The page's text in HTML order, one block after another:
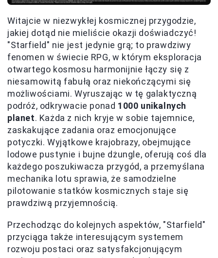
Witajcie w niezwykłej kosmicznej przygodzie,
jakiej dotąd nie mieliście okazji doświadczyć!
"Starfield" nie jest jedynie grą; to prawdziwy
fenomen w świecie RPG, w którym eksploracja
otwartego kosmosu harmonijnie łączy się z
niesamowitą fabułą oraz niekończącymi się
możliwościami. Wyruszając w tę galaktyczną
podróż, odkrywacie ponad 1000 unikalnych
planet. Każda z nich kryje w sobie tajemnice,
zaskakujące zadania oraz emocjonujące
potyczki. Wyjątkowe krajobrazy, obejmujące
lodowe pustynie i bujne dżungle, oferują coś dla
każdego poszukiwacza przygód, a przemyślana
mechanika lotu sprawia, że samodzielne
pilotowanie statków kosmicznych staje się
prawdziwą przyjemnością.
Przechodząc do kolejnych aspektów, "Starfield"
przyciąga także interesującym systemem
rozwoju postaci oraz satysfakcjonującym